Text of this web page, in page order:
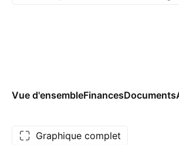
Vue d'ensembleFinancesDocuments
Graphique complet